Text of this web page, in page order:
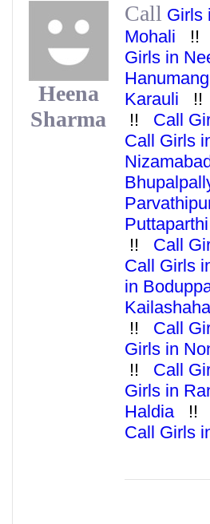
Heena
Sharma
Call Girls
Mohali
Girls in
Karauli
!! Call
Call Girls
!! Call
Call Girls
in
!! Call
Girls in
!! Call
Girls in
Haldia
Call Girls